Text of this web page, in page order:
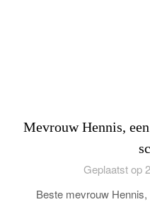
Mevrouw Hennis,
Geplaatst op
Beste mevrouw